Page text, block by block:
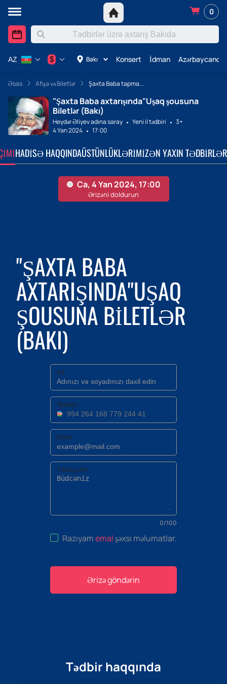
0
Bakı Konsert İdman Azərbaycanda
AZ $
Əsas Afişa və Biletlər Şaxta Baba tapma...
"Şaxta Baba axtarışında"Uşaq şousuna
Biletlər (Bakı)
Heydər Əliyev adına saray Yeni il tədbiri
3+
4 Yan 2024
17:00
HADISƏ HAQQINDAÜSTÜNLÜKLƏRIMIZƏN YAXIN TƏDBIRLƏR
"ŞAXTA BABA
AXTARIŞINDA"UŞAQ
ŞOUSUNA BILETLƏR
(BAKI)
Ad
Telefon
Email
Tətbiq şərhi
0/100
Razıyamemalşəxsi məlumatlar.
Ərizə göndərin
Tədbir haqqında